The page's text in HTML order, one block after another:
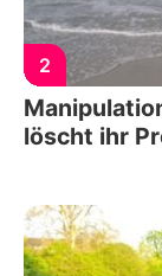
2
löscht ihr